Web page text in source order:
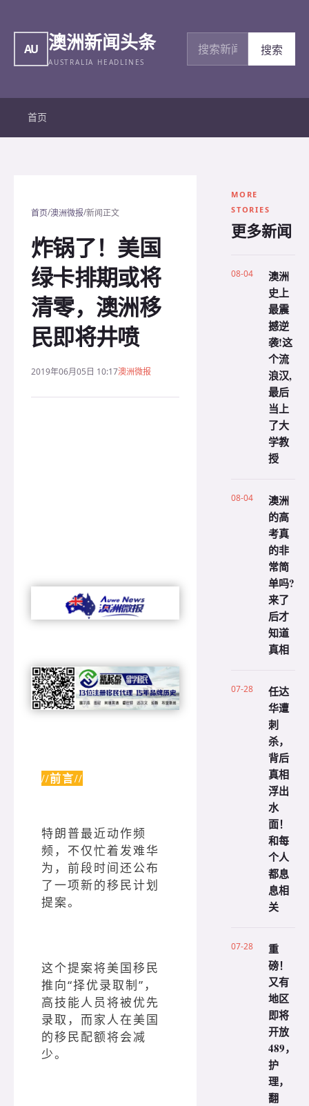
AU 澳洲新闻头条
AUSTRALIA HEADLINES
搜索新闻
搜索
首页
首页/澳洲微报/新闻正文
炸锅了！美国
绿卡排期或将
清零，澳洲移
民即将井喷
2019年06月05日 10:17澳洲微报
//前言//
特朗普最近动作频
频，不仅忙着发难华
为，前段时间还公布
了一项新的移民计划
提案。
这个提案将美国移民
推向“择优录取制”，
高技能人员将被优先
录取，而家人在美国
的移民配额将会减
少。
MORE
STORIES
更多新闻
08-04
澳洲
史上
最震
撼逆
袭!这
个流
浪汉,
最后
当上
了大
学教
授
08-04
澳洲
的高
考真
的非
常简
单吗?
来了
后才
知道
真相
07-28
任达
华遭
刺
杀，
背后
真相
浮出
水
面！
和每
个人
都息
息相
关
07-28
重
磅！
又有
地区
即将
开放
489，
护
理，
翻